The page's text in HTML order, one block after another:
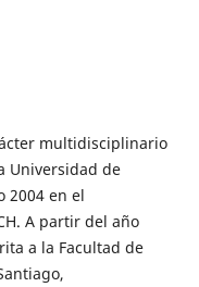
multidisciplinario
Universidad de
2004 en el
A partir del año
a la Facultad de